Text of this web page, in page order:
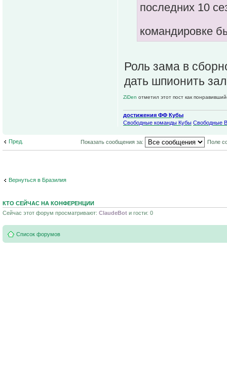
последних 10
командировке
Роль зама в
дать шпионить
ZiDen отметил этот пост как
достижения ФФ Кубы
Свободные команды Кубы Свободные
Пред. Показать сообщения за: Поле
Вернуться в Бразилия
КТО СЕЙЧАС НА КОНФЕРЕНЦИИ
Сейчас этот форум просматривают: ClaudeBot и гости: 0
Список форумов